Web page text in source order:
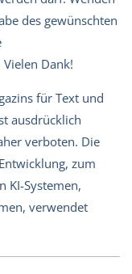
des gewünschten
Vielen Dank!
für Text und
ausdrücklich
verboten. Die
zum
KI-Systemen,
verwendet